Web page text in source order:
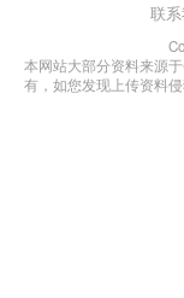
联
本网站大部分资料来源
有，如您发现上传资料